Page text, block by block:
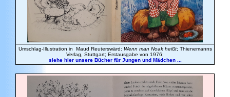
Umschlag-Illustration in Maud Reuterswärd: Wenn man Noak heißt; Thienemanns
Verlag, Stuttgart; Erstausgabe von 1976;
siehe hier unsere Bücher für Jungen und Mädchen ...